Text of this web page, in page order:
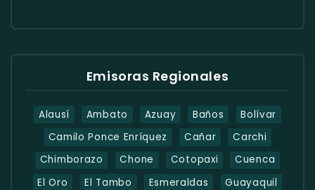
Emisoras Regionales
Alausí Ambato Azuay Baños
Bolívar
Camilo Ponce Enríquez
Cañar
Carchi
Chimborazo
Chone Cotopaxi
Cuenca
El Oro
El Tambo Esmeraldas
Guayaquil